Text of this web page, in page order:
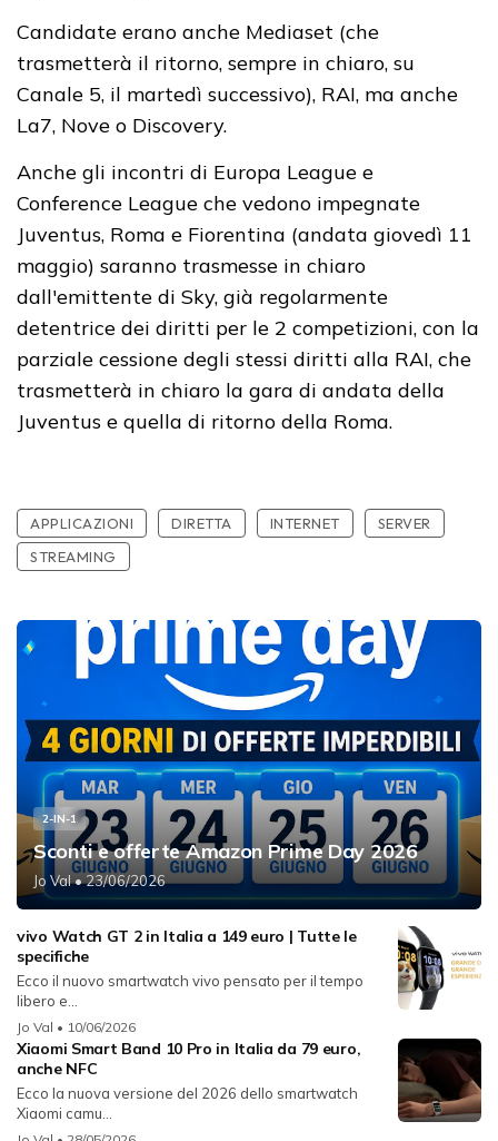
Candidate erano anche Mediaset (che
trasmetterà il ritorno, sempre in chiaro, su
Canale 5, il martedì successivo), RAI, ma anche
La7, Nove o Discovery.
Anche gli incontri di Europa League e
Conference League che vedono impegnate
Juventus, Roma e Fiorentina (andata giovedì 11
maggio) saranno trasmesse in chiaro
dall'emittente di Sky, già regolarmente
detentrice dei diritti per le 2 competizioni, con la
parziale cessione degli stessi diritti alla RAI, che
trasmetterà in chiaro la gara di andata della
Juventus e quella di ritorno della Roma.
APPLICAZIONI DIRETTA INTERNET
SERVER
STREAMING
2-IN-1
Sconti e offerte Amazon Prime Day 2026
Jo Val• 23/06/2026
vivo Watch GT 2 in Italia a 149 euro | Tutte le
specifiche
Ecco il nuovo smartwatch vivo pensato per il tempo
libero e...
Jo Val • 10/06/2026
Xiaomi Smart Band 10 Pro in Italia da 79 euro,
anche NFC
Ecco la nuova versione del 2026 dello smartwatch
Xiaomi camu...